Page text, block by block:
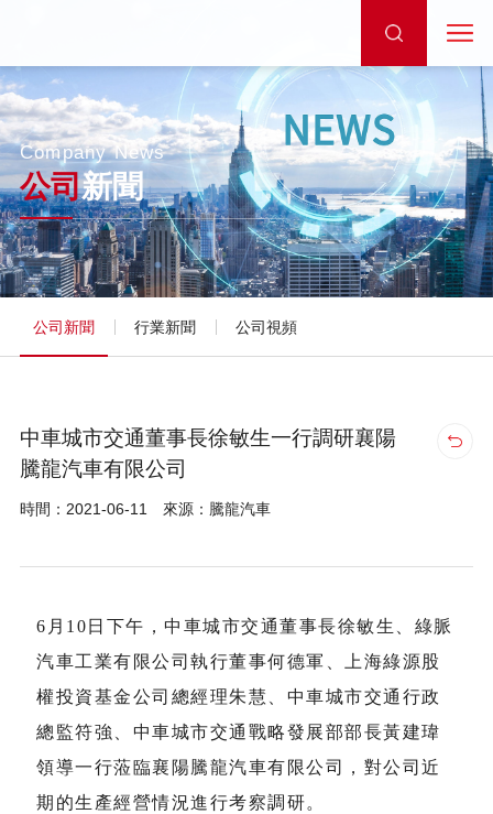
Company News
公司新聞
公司新聞 行業新聞 公司視頻
中車城市交通董事長徐敏生一行調研襄陽
騰龍汽車有限公司
時間：2021-06-11 來源：騰龍汽車
6月10日下午，中車城市交通董事長徐敏生、綠脈
汽車工業有限公司執行董事何德軍、上海綠源股
權投資基金公司總經理朱慧、中車城市交通行政
總監符強、中車城市交通戰略發展部部長黃建瑋
領導一行蒞臨襄陽騰龍汽車有限公司，對公司近
期的生產經營情況進行考察調研。